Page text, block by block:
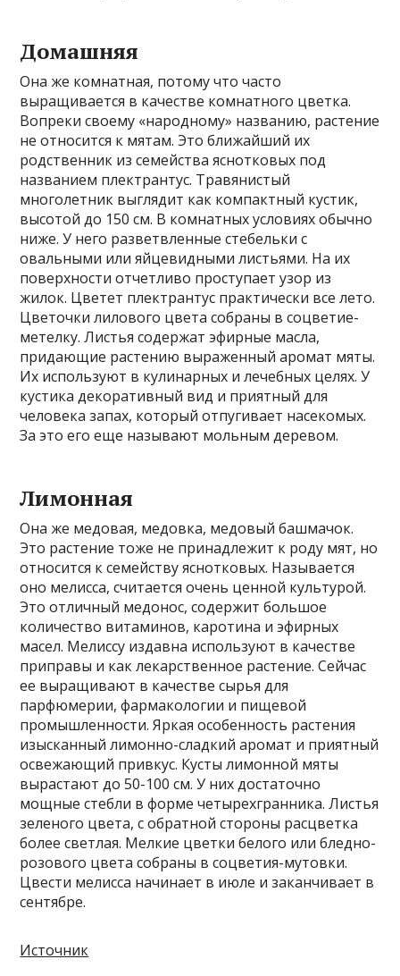
Домашняя
Она же комнатная, потому что часто
выращивается в качестве комнатного цветка.
Вопреки своему «народному» названию, растение
не относится к мятам. Это ближайший их
родственник из семейства яснотковых под
названием плектрантус. Травянистый
многолетник выглядит как компактный кустик,
высотой до 150 см. В комнатных условиях обычно
ниже. У него разветвленные стебельки с
овальными или яйцевидными листьями. На их
поверхности отчетливо проступает узор из
жилок. Цветет плектрантус практически все лето.
Цветочки лилового цвета собраны в соцветие-
метелку. Листья содержат эфирные масла,
придающие растению выраженный аромат мяты.
Их используют в кулинарных и лечебных целях. У
кустика декоративный вид и приятный для
человека запах, который отпугивает насекомых.
За это его еще называют мольным деревом.
Лимонная
Она же медовая, медовка, медовый башмачок.
Это растение тоже не принадлежит к роду мят, но
относится к семейству яснотковых. Называется
оно мелисса, считается очень ценной культурой.
Это отличный медонос, содержит большое
количество витаминов, каротина и эфирных
масел. Мелиссу издавна используют в качестве
приправы и как лекарственное растение. Сейчас
ее выращивают в качестве сырья для
парфюмерии, фармакологии и пищевой
промышленности. Яркая особенность растения
изысканный лимонно-сладкий аромат и приятный
освежающий привкус. Кусты лимонной мяты
вырастают до 50-100 см. У них достаточно
мощные стебли в форме четырехгранника. Листья
зеленого цвета, с обратной стороны расцветка
более светлая. Мелкие цветки белого или бледно-
розового цвета собраны в соцветия-мутовки.
Цвести мелисса начинает в июле и заканчивает в
сентябре.
Источник